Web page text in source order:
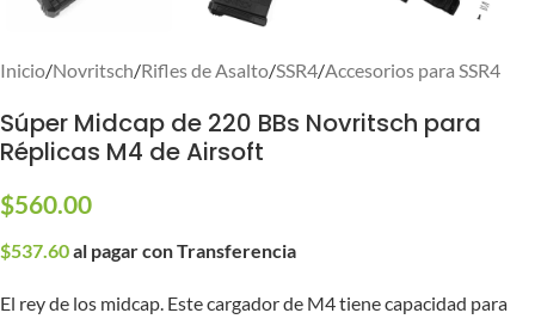
Inicio/Novritsch/Rifles de Asalto/SSR4/Accesorios para SSR4
Súper Midcap de 220 BBs Novritsch para
Réplicas M4 de Airsoft
$560.00
$537.60al pagar con Transferencia
El rey de los midcap. Este cargador de M4 tiene capacidad para